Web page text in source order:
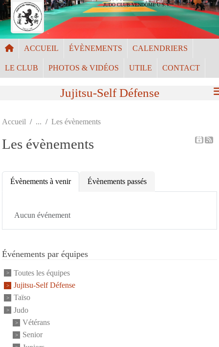
JUDO CLUB VENDÔME U.S.V.
ACCUEIL ÉVÈNEMENTS CALENDRIERS
LE CLUB PHOTOS & VIDÉOS UTILE CONTACT
Jujitsu-Self Défense
Accueil Les évènements
Les évènements
Évènements à venir Évènements passés
Aucun événement
Événements par équipes
Toutes les équipes
Jujitsu-Self Défense
Taïso
Judo
Vétérans
Senior
Panneau de gestion des cookies